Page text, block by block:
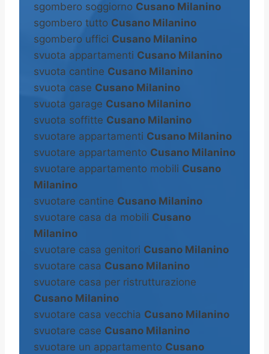
sgombero soggiorno Cusano Milanino
sgombero tutto Cusano Milanino
sgombero uffici Cusano Milanino
svuota appartamenti Cusano Milanino
svuota cantine Cusano Milanino
svuota case Cusano Milanino
svuota garage Cusano Milanino
svuota soffitte Cusano Milanino
svuotare appartamenti Cusano Milanino
svuotare appartamento Cusano Milanino
svuotare appartamento mobili Cusano
Milanino
svuotare cantine Cusano Milanino
svuotare casa da mobili Cusano
Milanino
svuotare casa genitori Cusano Milanino
svuotare casa Cusano Milanino
svuotare casa per ristrutturazione
Cusano Milanino
svuotare casa vecchia Cusano Milanino
svuotare case Cusano Milanino
svuotare un appartamento Cusano